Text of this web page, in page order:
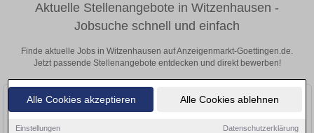
Alle Cookies akzeptieren Alle Cookies ablehnen
Einstellungen Datenschutzerklärung
Aktuelle Stellenangebote in Witzenhausen -
Jobsuche schnell und einfach
Finde aktuelle Jobs in Witzenhausen auf Anzeigenmarkt-Goettingen.de.
Jetzt passende Stellenangebote entdecken und direkt bewerben!